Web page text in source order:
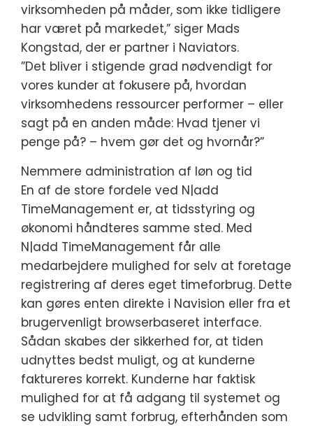
virksomheden på måder, som ikke tidligere
har været på markedet,” siger Mads
Kongstad, der er partner i Naviators.
”Det bliver i stigende grad nødvendigt for
vores kunder at fokusere på, hvordan
virksomhedens ressourcer performer – eller
sagt på en anden måde: Hvad tjener vi
penge på? – hvem gør det og hvornår?”
Nemmere administration af løn og tid
En af de store fordele ved N|add
TimeManagement er, at tidsstyring og
økonomi håndteres samme sted. Med
N|add TimeManagement får alle
medarbejdere mulighed for selv at foretage
registrering af deres eget timeforbrug. Dette
kan gøres enten direkte i Navision eller fra et
brugervenligt browserbaseret interface.
Sådan skabes der sikkerhed for, at tiden
udnyttes bedst muligt, og at kunderne
faktureres korrekt. Kunderne har faktisk
mulighed for at få adgang til systemet og
se udvikling samt forbrug, efterhånden som